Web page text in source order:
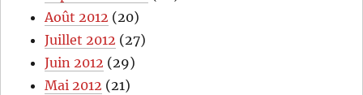
Août 2012 (20)
Juillet 2012 (27)
Juin 2012 (29)
Mai 2012 (21)